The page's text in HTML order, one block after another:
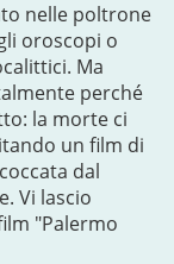
nelle poltrone
oroscopi o
Ma
perché
la morte ci
un film di
dal
Vi lascio
"Palermo